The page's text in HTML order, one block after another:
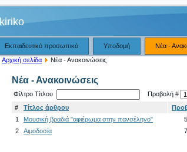
kiriko
Εκπαιδευτικό προσωπικό Υποδομή Νέα -
Αρχική σελίδα Νέα - Ανακοινώσεις
Νέα - Ανακοινώσεις
Φίλτρο Τίτλου
Προβολή #
#
Τίτλος άρθρου
1
Μουσική βραδιά "αφιέρωμα στην πανσέληνο"
2
Αιμοδοσία